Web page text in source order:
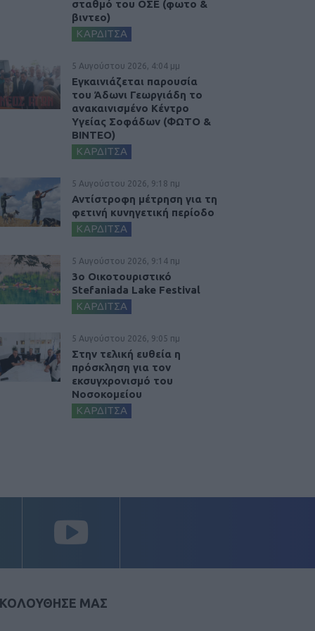
σταθμό του ΟΣΕ (φωτο &
βιντεο)
ΚΑΡΔΙΤΣΑ
5 Αυγούστου 2026, 4:04 μμ
Εγκαινιάζεται παρουσία
του Άδωνι Γεωργιάδη το
ανακαινισμένο Κέντρο
Υγείας Σοφάδων (ΦΩΤΟ &
ΒΙΝΤΕΟ)
ΚΑΡΔΙΤΣΑ
5 Αυγούστου 2026, 9:18 πμ
Αντίστροφη μέτρηση για τη
φετινή κυνηγετική περίοδο
ΚΑΡΔΙΤΣΑ
5 Αυγούστου 2026, 9:14 πμ
3ο Οικοτουριστικό
Stefaniada Lake Festival
ΚΑΡΔΙΤΣΑ
5 Αυγούστου 2026, 9:05 πμ
Στην τελική ευθεία η
πρόσκληση για τον
εκσυγχρονισμό του
Νοσοκομείου
ΚΑΡΔΙΤΣΑ
ΜΑΣ